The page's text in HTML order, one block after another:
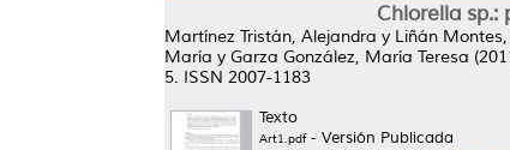
Chlorella
Martínez Tristán, Alejandra y Liñán
María y Garza González, María Teresa
5. ISSN 2007-1183
Texto
Art1.pdf- Versión Publicada